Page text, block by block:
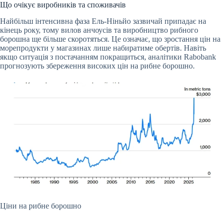
Що очікує виробників та споживачів
Найбільш інтенсивна фаза Ель-Ніньйо зазвичай припадає на
кінець року, тому вилов анчоусів та виробництво рибного
борошна ще більше скоротяться. Це означає, що зростання цін на
морепродукти у магазинах лише набиратиме обертів. Навіть
якщо ситуація з постачанням покращиться, аналітики Rabobank
прогнозують збереження високих цін на рибне борошно.
Ціни на рибне борошно